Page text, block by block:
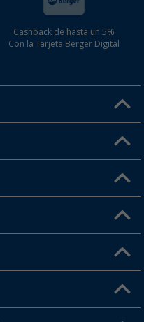
Cashback de hasta un 5%
Con la Tarjeta Berger Digital